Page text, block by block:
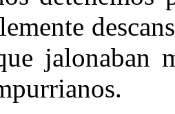
jalonaban